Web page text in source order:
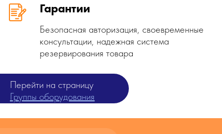
Гарантии
Безопасная авторизация, своевременные
консультации, надежная система
резервирования товара
Перейти на страницу
Группы оборудования